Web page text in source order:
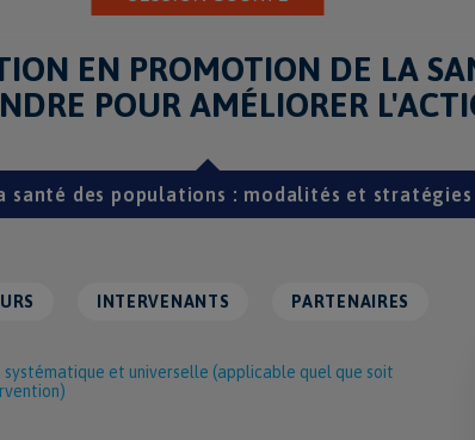
EN PROMOTION DE LA
POUR AMÉLIORER
santé des populations : modalités et
INTERVENANTS PARTENAIRES
systématique et universelle (applicable quel que soit